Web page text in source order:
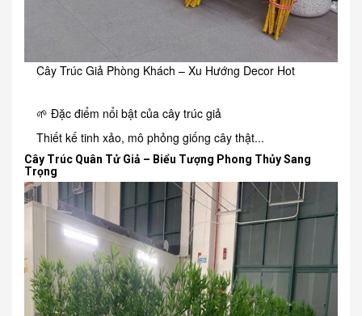
Cây Trúc Giả Phòng Khách – Xu Hướng Decor Hot
🌱 Đặc điểm nổi bật của cây trúc giả
Thiết kế tinh xảo, mô phỏng giống cây thật...
Cây Trúc Quân Tử Giả – Biểu Tượng Phong Thủy Sang
Trọng